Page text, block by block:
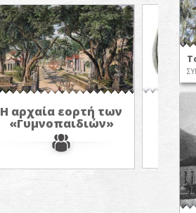
Η αρχαία εορτή των
«Γυμνοπαιδιών»